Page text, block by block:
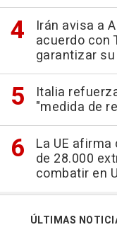
Irán avisa a
acuerdo con
garantizar
Italia
"medida de
La UE
de 28.000
combatir en
ÚLTIMAS